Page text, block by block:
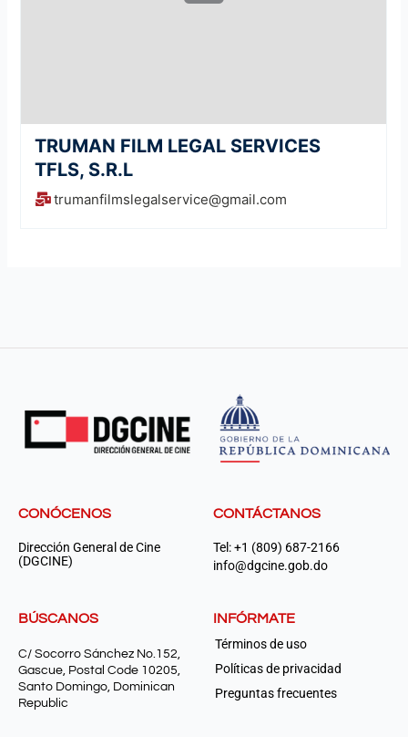
TRUMAN FILM LEGAL SERVICES
TFLS, S.R.L
trumanfilmslegalservice@gmail.com
CONÓCENOS
Dirección General de Cine
(DGCINE)
CONTÁCTANOS
Tel: +1 (809) 687-2166
info@dgcine.gob.do
BÚSCANOS
C/ Socorro Sánchez No.152,
Gascue, Postal Code 10205,
Santo Domingo, Dominican
Republic
INFÓRMATE
Términos de uso
Políticas de privacidad
Preguntas frecuentes